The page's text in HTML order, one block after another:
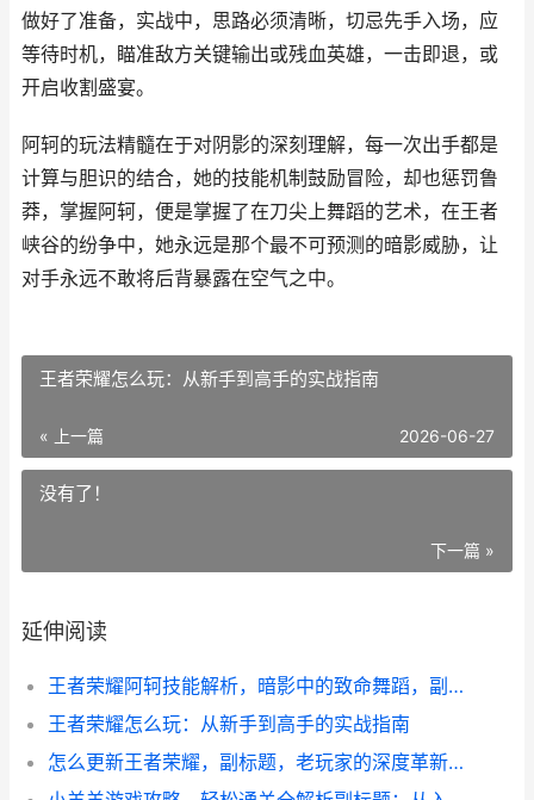
做好了准备，实战中，思路必须清晰，切忌先手入场，应
等待时机，瞄准敌方关键输出或残血英雄，一击即退，或
开启收割盛宴。
阿轲的玩法精髓在于对阴影的深刻理解，每一次出手都是
计算与胆识的结合，她的技能机制鼓励冒险，却也惩罚鲁
莽，掌握阿轲，便是掌握了在刀尖上舞蹈的艺术，在王者
峡谷的纷争中，她永远是那个最不可预测的暗影威胁，让
对手永远不敢将后背暴露在空气之中。
王者荣耀怎么玩：从新手到高手的实战指南
« 上一篇 2026-06-27
没有了！
下一篇 »
延伸阅读
王者荣耀阿轲技能解析，暗影中的致命舞蹈，副标题，瞬华与暗影的杀戮艺术
王者荣耀怎么玩：从新手到高手的实战指南
怎么更新王者荣耀，副标题，老玩家的深度革新构想